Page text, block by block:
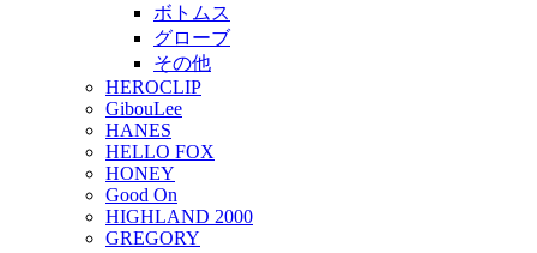
ボトムス
グローブ
その他
HEROCLIP
GibouLee
HANES
HELLO FOX
HONEY
Good On
HIGHLAND 2000
GREGORY